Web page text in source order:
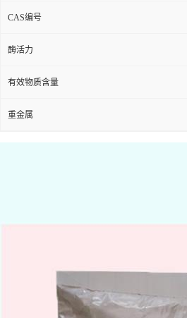
CAS编号
酶活力
有效物质含量
重金属